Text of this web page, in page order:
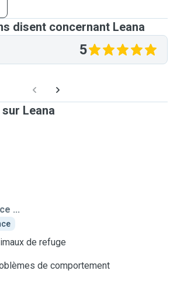
disent concernant Leana
5
Leana
...
de refuge
de comportement